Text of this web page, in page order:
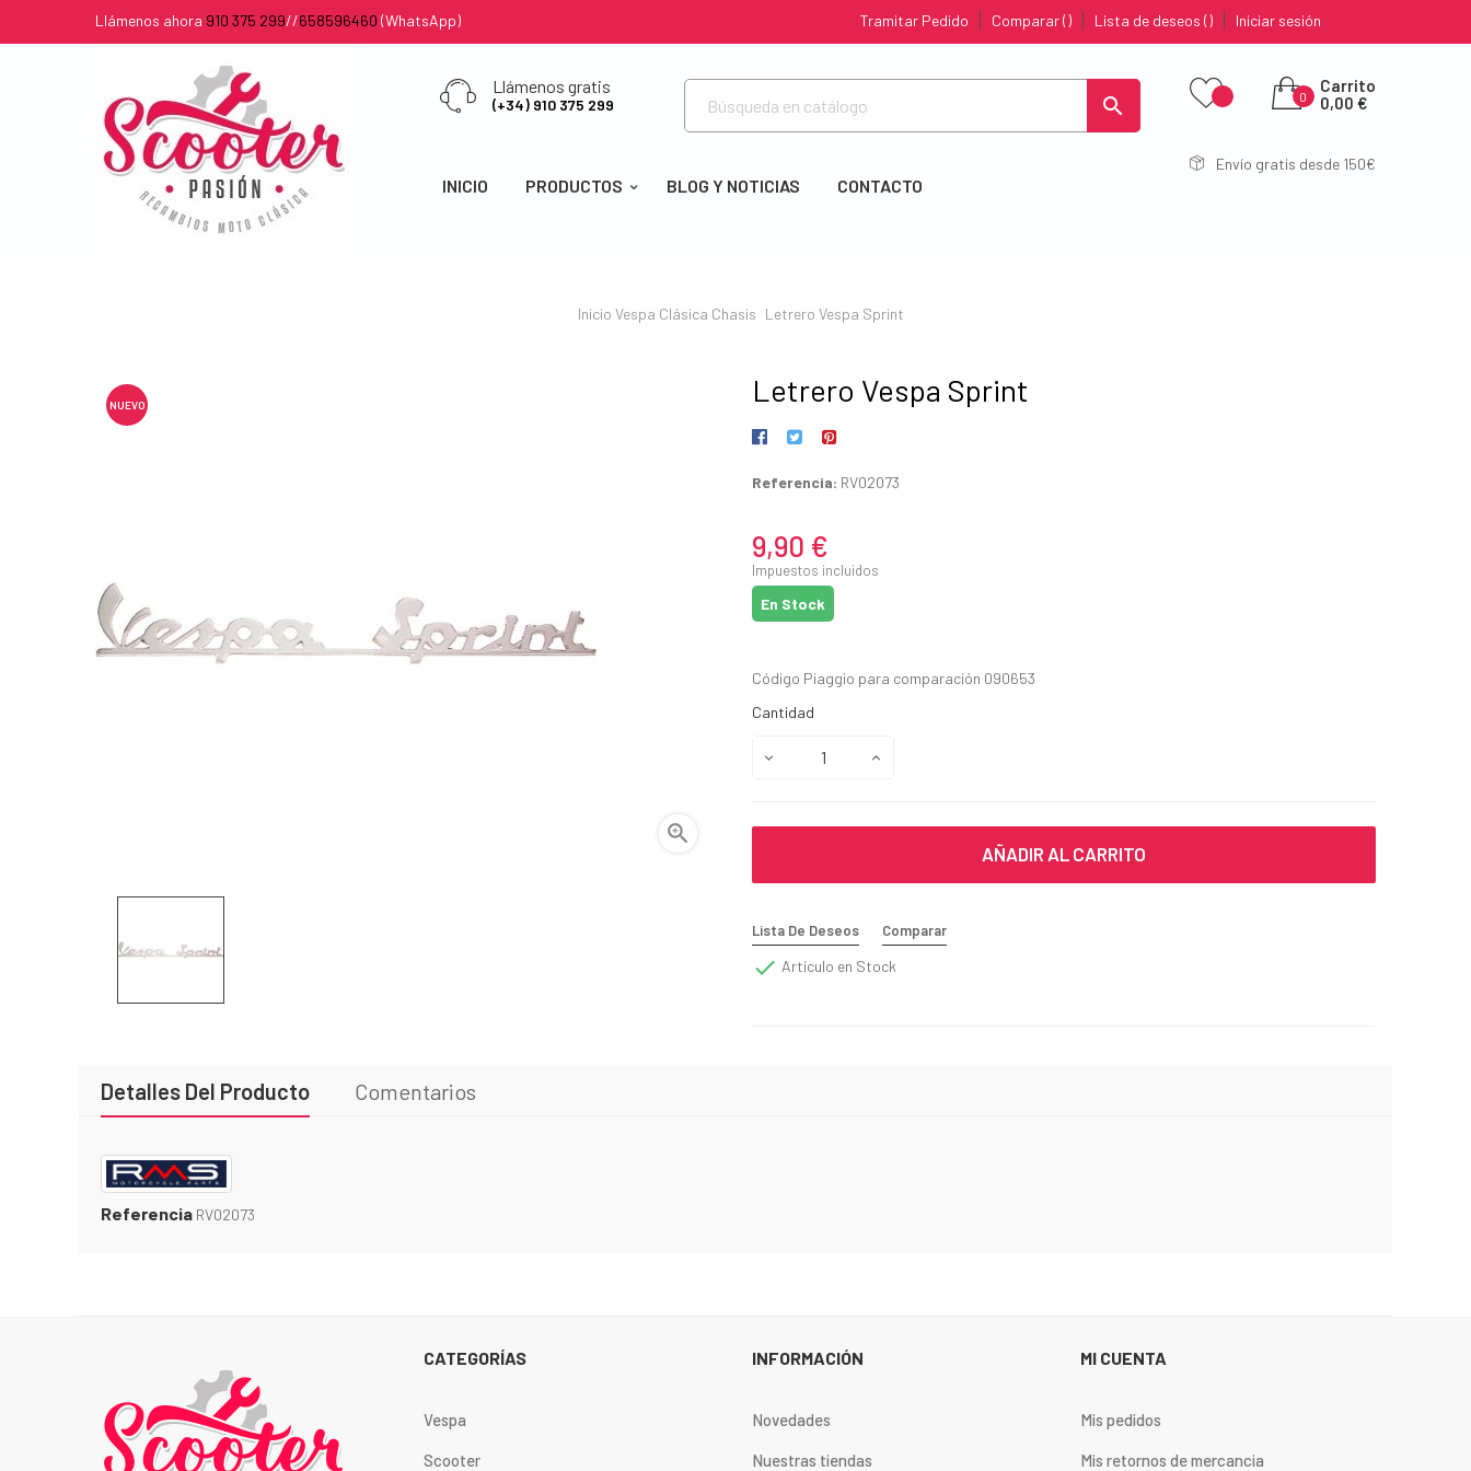
Llámenos ahora 910 375 299//658596460 (WhatsApp) Iniciar sesión
Lista de deseos
Comparar
Tramitar Pedido
Llámenos gratis
(+34) 910 375 299 
INICIO PRODUCTOS BLOG Y NOTICIAS CONTACTO
0
Carrito
0,00 €
Envío gratis desde 150€
Inicio Vespa Clásica Chasis Letrero Vespa Sprint
NUEVO

Letrero Vespa Sprint
Referencia: RV02073
9,90 €
Impuestos incluidos
En Stock
Código Piaggio para comparación 090653
Cantidad
AÑADIR AL CARRITO
Lista De Deseos Comparar
 Artículo en Stock
Detalles Del Producto Comentarios
Referencia RV02073
CATEGORÍAS
Vespa
Scooter
INFORMACIÓN
Novedades
Nuestras tiendas
MI CUENTA
Mis pedidos
Mis retornos de mercancia